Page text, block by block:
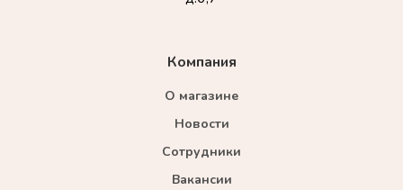
Компания
О магазине
Новости
Сотрудники
Вакансии